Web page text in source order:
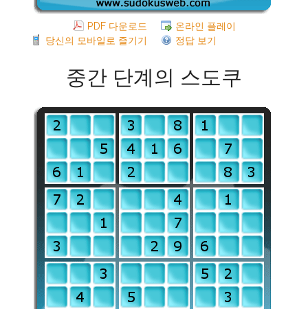
PDF 다운로드
온라인 플레이
당신의 모바일로 즐기기
정답 보기
중간 단계의 스도쿠